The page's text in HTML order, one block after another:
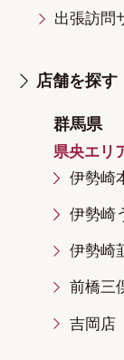
出張訪問
店舗を探す
群馬県
県央エリ
伊勢崎
伊勢崎
伊勢崎
前橋三
吉岡店